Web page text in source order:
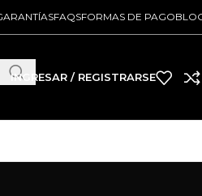
FAQSFORMAS DE PAGO
INGRESAR / REGISTRARSE